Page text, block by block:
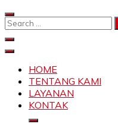
Skip
to
Search
SKYLIFTHOME
TENTANG KAMI
LAYANAN
KONTAK